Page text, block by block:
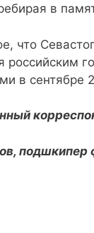
в
что
российским
в сентябре
подшкипер